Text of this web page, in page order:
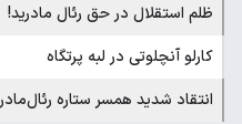
ظلم استقلال در حق رئال مادرید!
کارلو آنچلوتی در لبه پرتگاه
انتقاد شدید همسر ستاره